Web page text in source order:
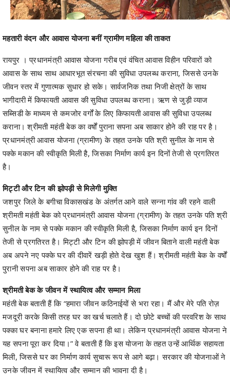
महतारी वंदन और आवास योजना बनीं ग्रामीण महिला की ताकत
रायपुर । प्रधानमंत्री आवास योजना गरीब एवं वंचित आवास विहीन परिवारों को
आवास के साथ साथ आधारभूत संरचना की सुविधा उपलब्ध कराना, जिससे उनके
जीवन स्तर में गुणात्मक सुधार हो सके। सार्वजनिक तथा निजी क्षेत्रों के साथ
भागीदारी में किफायती आवास की सुविधा उपलब्ध कराना। ऋण से जुड़ी व्याज
सब्सिडी के माध्यम से कमजोर वर्गों के लिए किफायती आवास की सुविधा उपलब्ध
कराना। श्रीमती महंती बेक का वर्षों पुराना सपना अब साकार होने की राह पर है।
प्रधानमंत्री आवास योजना (ग्रामीण) के तहत उनके पति श्री सुनील के नाम से
पक्के मकान की स्वीकृति मिली है, जिसका निर्माण कार्य इन दिनों तेजी से प्रगतिरत
है।
मिट्टी और टिन की झोपड़ी से मिलेगी मुक्ति
जशपुर जिले के बगीचा विकासखंड के अंतर्गत आने वाले सन्ना गांव की रहने वाली
श्रीमती महंती बेक को प्रधानमंत्री आवास योजना (ग्रामीण) के तहत उनके पति श्री
सुनील के नाम से पक्के मकान की स्वीकृति मिली है, जिसका निर्माण कार्य इन दिनों
तेजी से प्रगतिरत है। मिट्टी और टिन की झोपड़ी में जीवन बिताने वाली महंती बेक
अब अपने नए पक्के घर की दीवारें खड़ी होते देख खुश हैं। श्रीमती महंती बेक के वर्षों
पुरानी सपना अब साकार होने की राह पर है।
श्रीमती बेक के जीवन में स्थायित्व और सम्मान मिला
महंती बेक बताती हैं कि “हमारा जीवन कठिनाईयों से भरा रहा। मैं और मेरे पति रोज़
मजदूरी करके किसी तरह घर का खर्च चलाते हैं। दो छोटे बच्चों की परवरिश के साथ
पक्का घर बनाना हमारे लिए एक सपना ही था। लेकिन प्रधानमंत्री आवास योजना ने
यह सपना पूरा कर दिया।” वे बताती हैं कि इस योजना के तहत उन्हें आर्थिक सहायता
मिली, जिससे घर का निर्माण कार्य सुचारू रूप से आगे बढ़ा। सरकार की योजनाओं ने
उनके जीवन में स्थायित्व और सम्मान की भावना दी है।